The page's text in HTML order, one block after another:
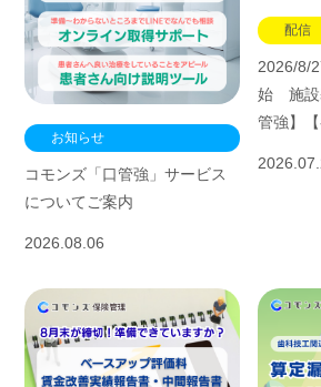
お知らせ
コモンズ「口管強」サービス
についてご案内
2026.08.06
配信
2026/8/
始 施設
管強】【